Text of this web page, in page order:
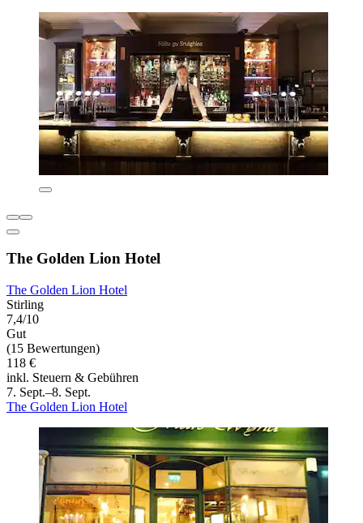
The Golden Lion Hotel
The Golden Lion Hotel
Stirling
7,4/10
Gut
(15 Bewertungen)
118 €
inkl. Steuern & Gebühren
7. Sept.–8. Sept.
The Golden Lion Hotel